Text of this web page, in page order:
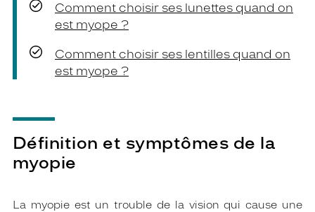
Comment choisir ses lunettes quand on
est myope ?
Comment choisir ses lentilles quand on
est myope ?
Définition et symptômes de la
myopie
La myopie est un trouble de la vision qui cause une